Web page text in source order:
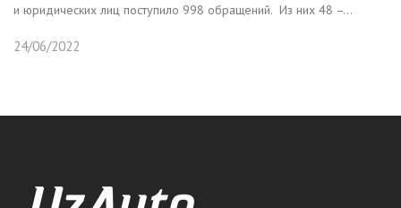
и юридических лиц поступило 998 обращений. Из них 48 –...
24/06/2022